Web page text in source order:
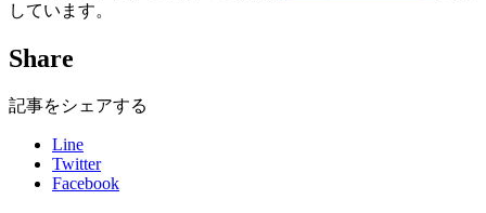
しています。
Share
記事をシェアする
Line
Twitter
Facebook